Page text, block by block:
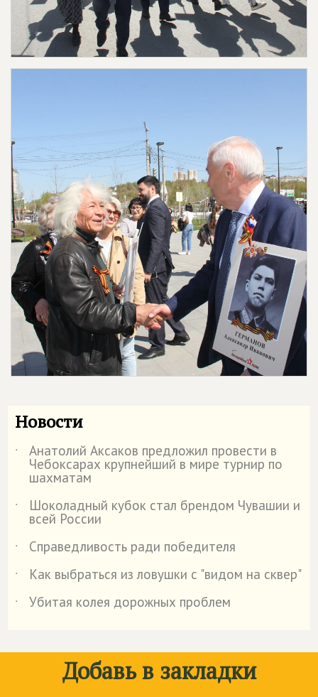
Новости
˙ Анатолий Аксаков предложил провести в
Чебоксарах крупнейший в мире турнир по
шахматам
˙
Шоколадный кубок стал брендом Чувашии и
всей России
˙
Справедливость ради победителя
˙
Как выбраться из ловушки с "видом на сквер"
˙
Убитая колея дорожных проблем
Добавь в закладки